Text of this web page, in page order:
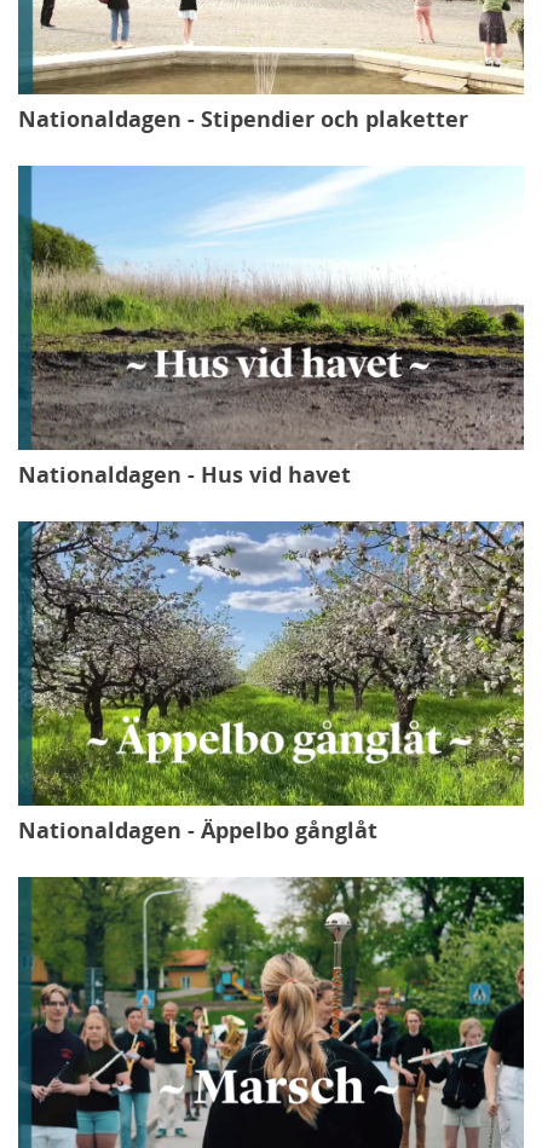
Nationaldagen - Stipendier och plaketter
Nationaldagen - Hus vid havet
Nationaldagen - Äppelbo gånglåt